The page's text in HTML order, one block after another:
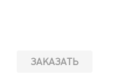
ЗАКАЗАТЬ